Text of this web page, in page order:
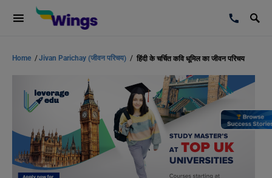
Home /Jivan Parichay (जीवन परिचय) / हिंदी के चर्चित कवि धूमिल का जीवन परिचय